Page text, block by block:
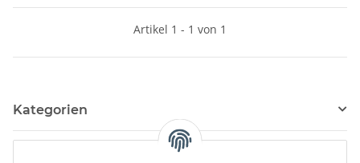
Artikel 1 - 1 von 1
Kategorien